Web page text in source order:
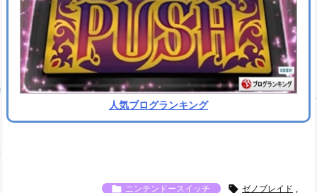
人気ブログランキング
 ニンテンドースイッチ  ゼノブレイド ,